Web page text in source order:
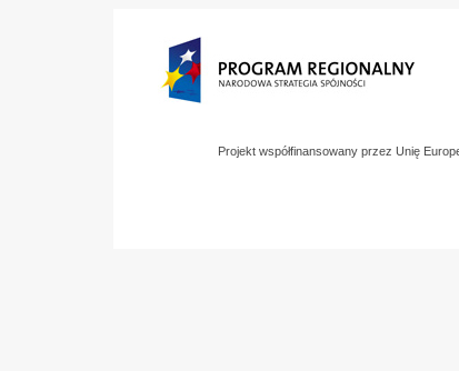
Projekt współfinansowany przez Unię